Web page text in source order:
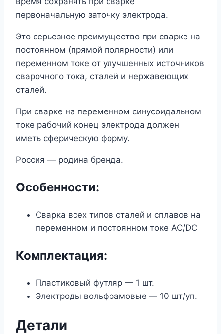
первоначальную заточку электрода.
Это серьезное преимущество при сварке на
постоянном (прямой полярности) или
переменном токе от улучшенных источников
сварочного тока, сталей и нержавеющих
сталей.
При сварке на переменном синусоидальном
токе рабочий конец электрода должен
иметь сферическую форму.
Россия — родина бренда.
Особенности:
Сварка всех типов сталей и сплавов на
переменном и постоянном токе AC/DC
Комплектация:
Пластиковый футляр — 1 шт.
Электроды вольфрамовые — 10 шт/уп.
Детали